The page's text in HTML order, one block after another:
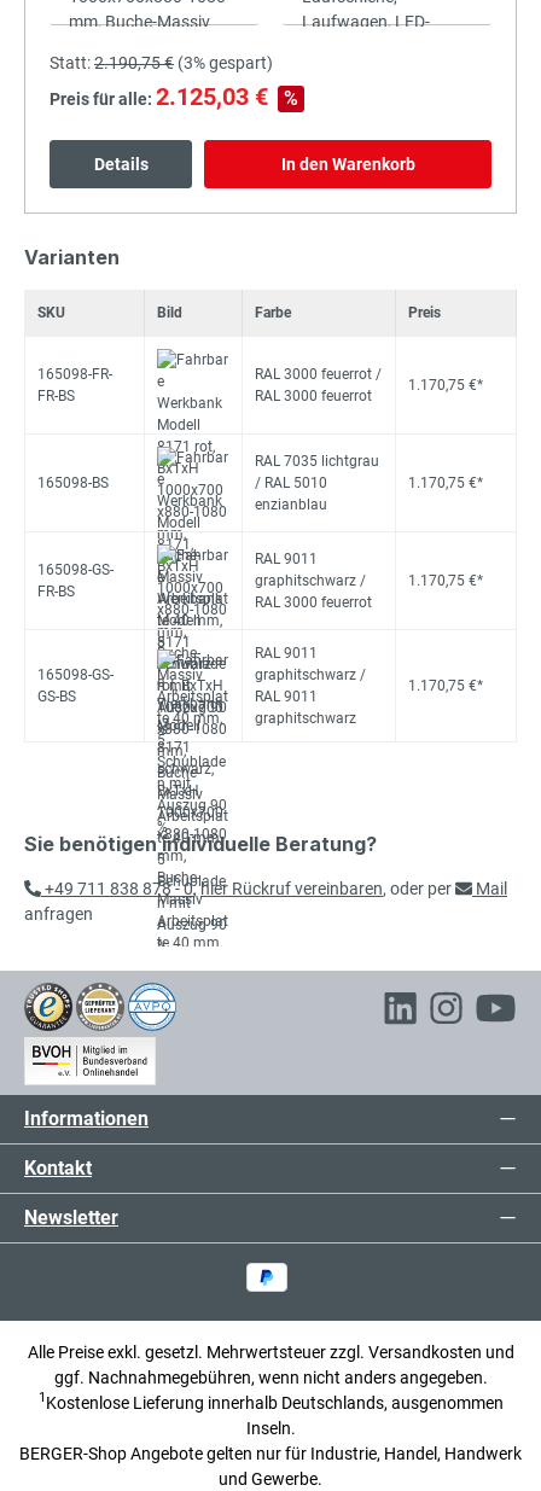
Statt:2.190,75 € (3%gespart)
Preis für alle: 2.125,03 € %
Details In den Warenkorb
Varianten
SKU Bild Farbe Preis
165098-FR-
FR-BS
RAL 3000 feuerrot /
RAL 3000 feuerrot
1.170,75 €*
165098-BS
RAL 7035 lichtgrau
/ RAL 5010
enzianblau
1.170,75 €*
165098-GS-
FR-BS
RAL 9011
graphitschwarz /
RAL 3000 feuerrot
1.170,75 €*
165098-GS-
GS-BS
RAL 9011
graphitschwarz /
RAL 9011
graphitschwarz
1.170,75 €*
Sie benötigen individuelle Beratung?
+49 711 838 878 - 0,hier Rückruf vereinbaren, oder per
Mail
anfragen
Informationen
Kontakt
Newsletter
Alle Preise exkl. gesetzl. Mehrwertsteuer zzgl. Versandkosten und
ggf. Nachnahmegebühren, wenn nicht anders angegeben.
1 Kostenlose Lieferung innerhalb Deutschlands, ausgenommen
Inseln.
BERGER-Shop Angebote gelten nur für Industrie, Handel, Handwerk
und Gewerbe.